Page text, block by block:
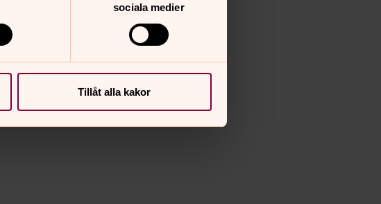
sociala medier
Tillåt alla kakor